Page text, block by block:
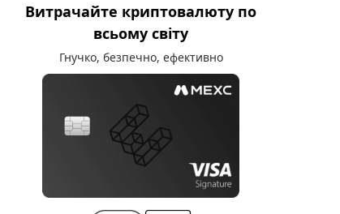
Витрачайте криптовалюту по
всьому світу
Гнучко, безпечно, ефективно